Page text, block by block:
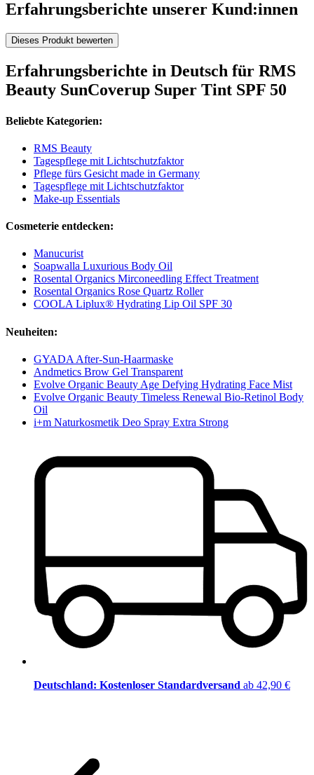
Erfahrungsberichte unserer Kund:innen
Dieses Produkt bewerten
Erfahrungsberichte in Deutsch für RMS
Beauty SunCoverup Super Tint SPF 50
Beliebte Kategorien:
RMS Beauty
Tagespflege mit Lichtschutzfaktor
Pflege fürs Gesicht made in Germany
Tagespflege mit Lichtschutzfaktor
Make-up Essentials
Cosmeterie entdecken:
Manucurist
Soapwalla Luxurious Body Oil
Rosental Organics Mirconeedling Effect Treatment
Rosental Organics Rose Quartz Roller
COOLA Liplux® Hydrating Lip Oil SPF 30
Neuheiten:
GYADA After-Sun-Haarmaske
Andmetics Brow Gel Transparent
Evolve Organic Beauty Age Defying Hydrating Face Mist
Evolve Organic Beauty Timeless Renewal Bio-Retinol Body
Oil
i+m Naturkosmetik Deo Spray Extra Strong
Deutschland: Kostenloser Standardversand ab 42,90 €